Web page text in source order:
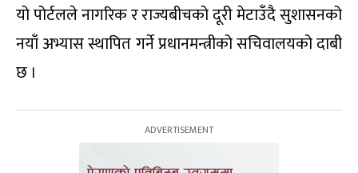
यो पोर्टलले नागरिक र राज्यबीचको दूरी मेटाउँदै सुशासनको
नयाँ अभ्यास स्थापित गर्ने प्रधानमन्त्रीको सचिवालयको दाबी
छ ।